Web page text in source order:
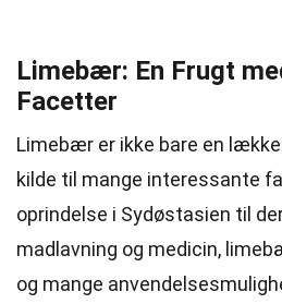
Limebær: En Frugt
Facetter
Limebær er ikke bare en
kilde til mange interessante
oprindelse i Sydøstasien til
madlavning og medicin,
og mange